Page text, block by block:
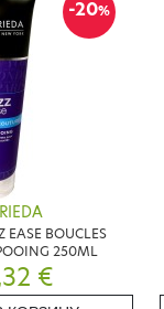
-20%
EASE BOUCLES
250ML
€